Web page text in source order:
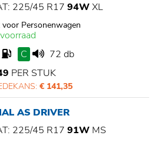
225/45 R17 94WXL
voor Personenwagen
C
72 db
PER STUK
€ 141,35
AS DRIVER
225/45 R17 91W MS